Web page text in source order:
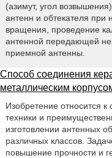
(азимут, угол
антенн и обтекателя
вращения, проведение
антенной передающей
приемной антенны.
Способ соединения
металлическим
Изобретение относится
техники и
изготовлении антенных
различных классов.
повышение прочности и